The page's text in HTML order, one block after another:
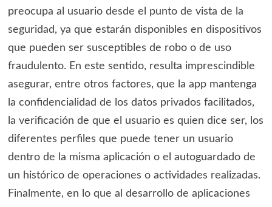
preocupa al usuario desde el punto de vista de la
seguridad, ya que estarán disponibles en dispositivos
que pueden ser susceptibles de robo o de uso
fraudulento. En este sentido, resulta imprescindible
asegurar, entre otros factores, que la app mantenga
la confidencialidad de los datos privados facilitados,
la verificación de que el usuario es quien dice ser, los
diferentes perfiles que puede tener un usuario
dentro de la misma aplicación o el autoguardado de
un histórico de operaciones o actividades realizadas.
Finalmente, en lo que al desarrollo de aplicaciones